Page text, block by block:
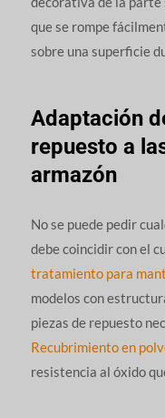
que se rompe
sobre una superficie
Adaptación
repuesto a
armazón
No se puede pedir
debe coincidir con el
tratamiento para
modelos con
piezas de repuesto
Recubrimiento en
resistencia al óxido